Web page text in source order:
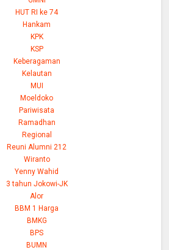
HUT RI ke 74
Hankam
KPK
KSP
Keberagaman
Kelautan
MUI
Moeldoko
Pariwisata
Ramadhan
Regional
Reuni Alumni 212
Wiranto
Yenny Wahid
3 tahun Jokowi-JK
Alor
BBM 1 Harga
BMKG
BPS
BUMN